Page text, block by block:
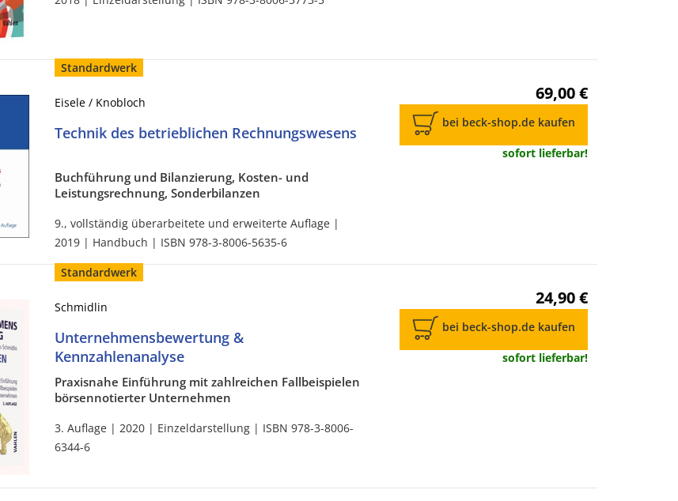
Standardwerk
Eisele / Knobloch
Technik des betrieblichen Rechnungswesens
Buchführung und Bilanzierung, Kosten- und
Leistungsrechnung, Sonderbilanzen
9., vollständig überarbeitete und erweiterte Auflage |
2019 | Handbuch | ISBN 978-3-8006-5635-6
69,00 €
bei beck-shop.de kaufen
sofort lieferbar!
Standardwerk
Schmidlin
Unternehmensbewertung &
Kennzahlenanalyse
Praxisnahe Einführung mit zahlreichen Fallbeispielen
börsennotierter Unternehmen
3. Auflage | 2020 | Einzeldarstellung | ISBN 978-3-8006-
6344-6
24,90 €
bei beck-shop.de kaufen
sofort lieferbar!